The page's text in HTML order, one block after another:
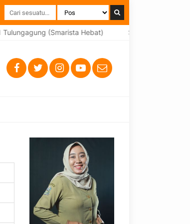
(Smarista Hebat) Selamat datang di